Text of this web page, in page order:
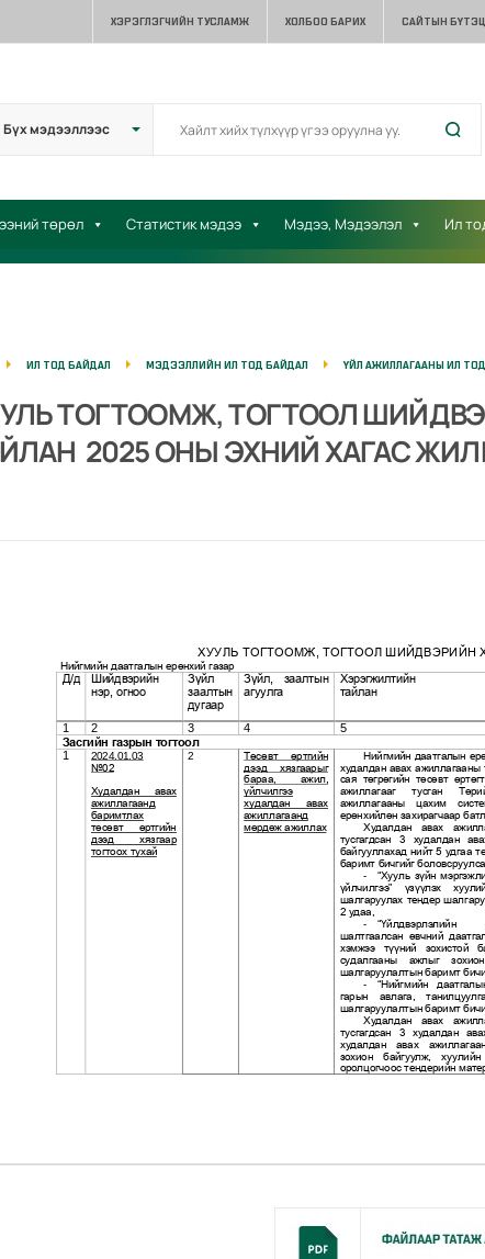
ХЭРЭГЛЭГЧИЙН ТУСЛАМЖ ХОЛБОО БАРИХ САЙТЫН БҮТЭЦ
төрөл Статистик мэдээ Мэдээ, Мэдээлэл Ил
ИЛ ТОД БАЙДАЛ МЭДЭЭЛЛИЙН ИЛ ТОД БАЙДАЛ ҮЙЛ АЖИЛЛАГААНЫ ИЛ
ТОГТООМЖ, ТОГТООЛ
2025 ОНЫ ЭХНИЙ ХАГАС